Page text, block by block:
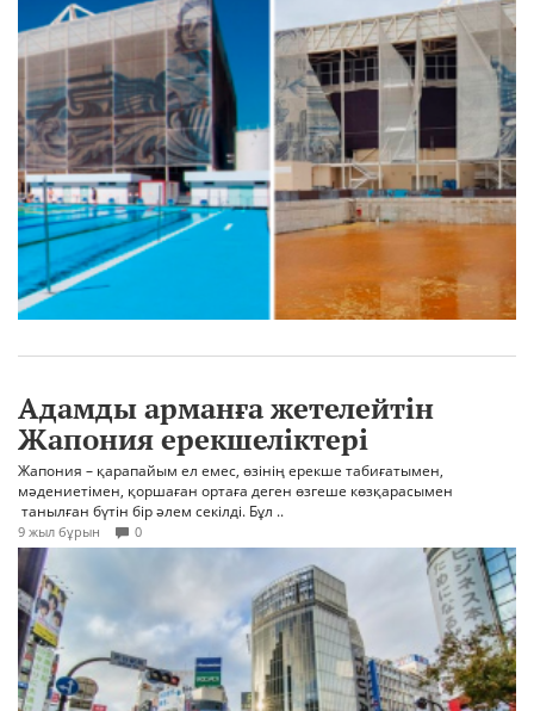
Адамды арманға жетелейтін
Жапония ерекшеліктері
Жапония – қарапайым ел емес, өзінің ерекше табиғатымен,
мәдениетімен, қоршаған ортаға деген өзгеше көзқарасымен
танылған бүтін бір әлем секілді. Бұл ..
9 жыл бұрын 0